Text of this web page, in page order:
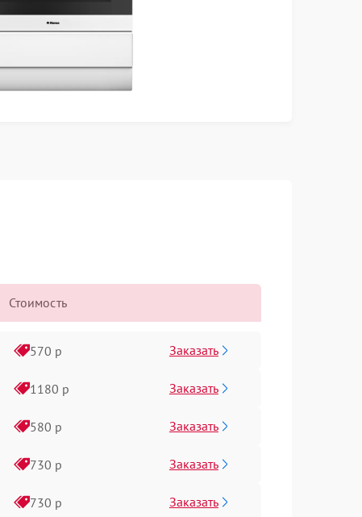
Стоимость
570 р Заказать
1180 р Заказать
580 р Заказать
730 р Заказать
730 р Заказать